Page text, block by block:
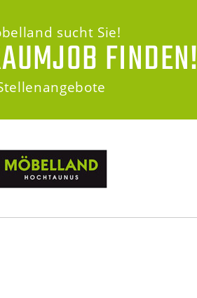
sucht Sie!
FINDEN!